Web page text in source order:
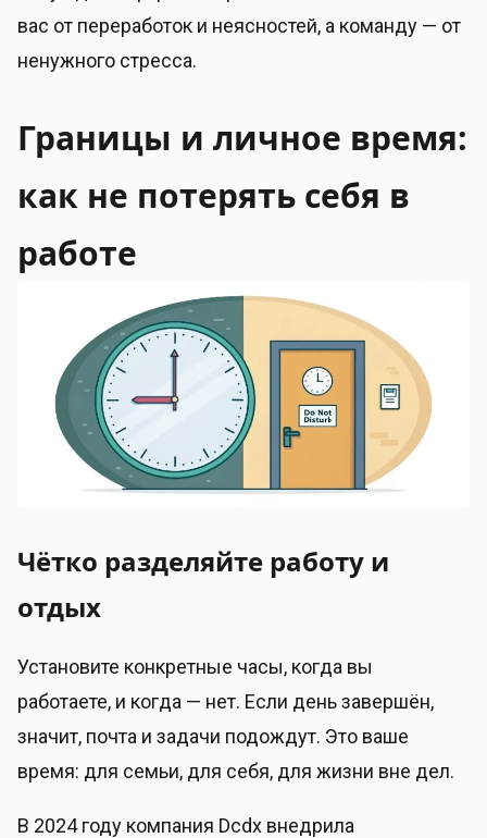
вас от переработок и неясностей, а команду — от
ненужного стресса.
Границы и личное время:
как не потерять себя в
работе
Чётко разделяйте работу и
отдых
Установите конкретные часы, когда вы
работаете, и когда — нет. Если день завершён,
значит, почта и задачи подождут. Это ваше
время: для семьи, для себя, для жизни вне дел.
В 2024 году компания Dcdx внедрила